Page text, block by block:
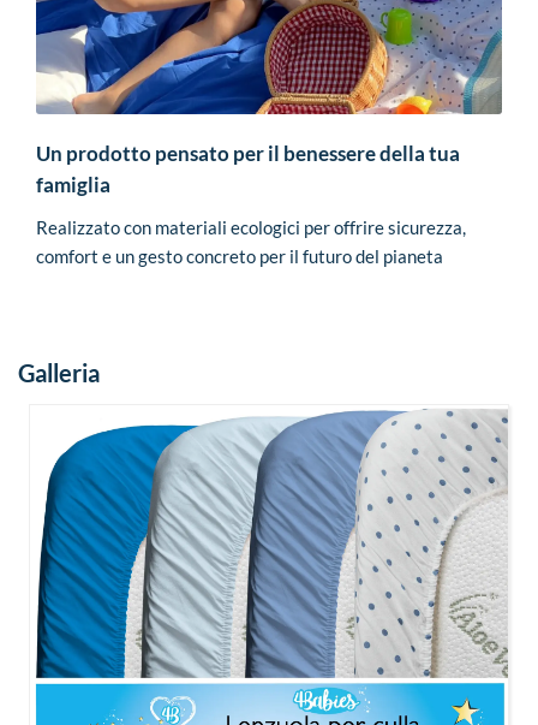
Un prodotto pensato per il benessere della tua
famiglia
Realizzato con materiali ecologici per offrire sicurezza,
comfort e un gesto concreto per il futuro del pianeta
Galleria